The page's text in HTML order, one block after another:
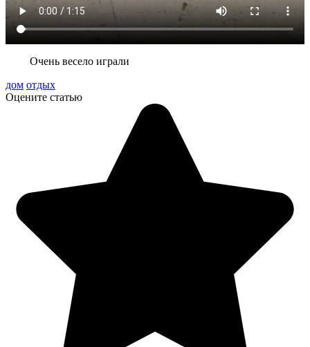
Очень весело играли
дом отдых
Оцените статью